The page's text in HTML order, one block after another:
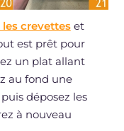
crevetteset
est prêt pour
un plat allant
au fond une
puis déposez les
à nouveau